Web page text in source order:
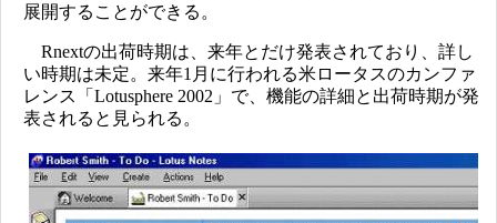
展開することができる。
Rnextの出荷時期は、来年とだけ発表されており、詳し
い時期は未定。来年1月に行われる米ロータスのカンファ
レンス「Lotusphere 2002」で、機能の詳細と出荷時期が発
表されると見られる。